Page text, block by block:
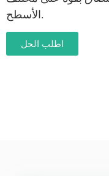
الأسطح.
اطلب الحل